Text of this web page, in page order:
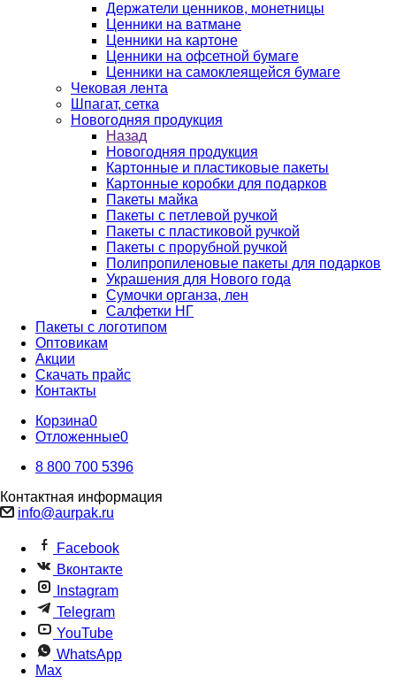
Держатели ценников, монетницы
Ценники на ватмане
Ценники на картоне
Ценники на офсетной бумаге
Ценники на самоклеящейся бумаге
Чековая лента
Шпагат, сетка
Новогодняя продукция
Назад
Новогодняя продукция
Картонные и пластиковые пакеты
Картонные коробки для подарков
Пакеты майка
Пакеты с петлевой ручкой
Пакеты с пластиковой ручкой
Пакеты с прорубной ручкой
Полипропиленовые пакеты для подарков
Украшения для Нового года
Сумочки органза, лен
Салфетки НГ
Пакеты с логотипом
Оптовикам
Акции
Скачать прайс
Контакты
Корзина0
Отложенные0
8 800 700 5396
Контактная информация
info@aurpak.ru
Facebook
Вконтакте
Instagram
Telegram
YouTube
WhatsApp
Max